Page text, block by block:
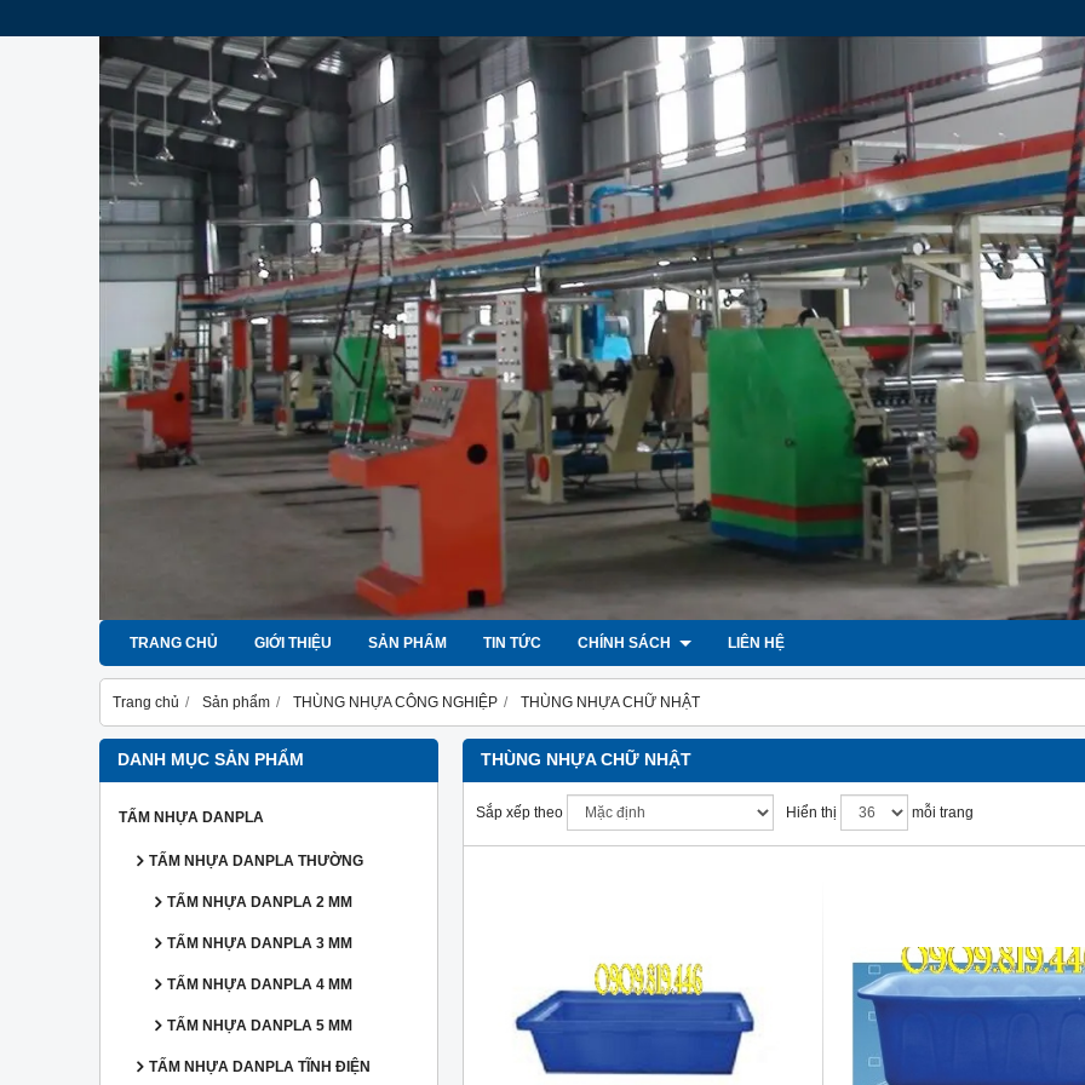
TRANG CHỦ GIỚI THIỆU SẢN PHẨM TIN TỨC CHÍNH SÁCH LIÊN HỆ
Trang chủ Sản phẩm THÙNG NHỰA CÔNG NGHIỆP THÙNG NHỰA CHỮ NHẬT
DANH MỤC SẢN PHẨM
TẤM NHỰA DANPLA
TẤM NHỰA DANPLA THƯỜNG
TẤM NHỰA DANPLA 2 MM
TẤM NHỰA DANPLA 3 MM
TẤM NHỰA DANPLA 4 MM
TẤM NHỰA DANPLA 5 MM
TẤM NHỰA DANPLA TĨNH ĐIỆN
THÙNG NHỰA CHỮ NHẬT
Sắp xếp theo Hiển thị mỗi trang